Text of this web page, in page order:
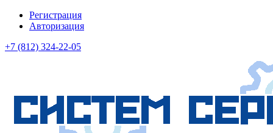
Регистрация
Авторизация
+7 (812) 324-22-05